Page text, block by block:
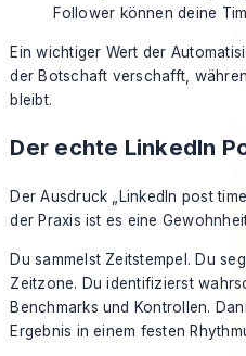
Follower können deine
Ein wichtiger Wert der
der Botschaft verschafft,
bleibt.
Der echte LinkedIn
Der Ausdruck „LinkedIn post
der Praxis ist es eine
Du sammelst Zeitstempel. Du
Zeitzone. Du identifizierst
Benchmarks und Kontrollen.
Ergebnis in einem festen